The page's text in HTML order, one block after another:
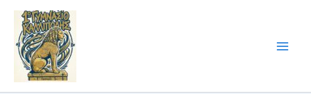
Skip
content